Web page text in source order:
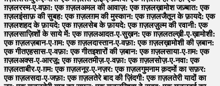
ग़ज़लरस्म-ए-वफ़ा: एक ग़ज़लअमल की आवाज़: एक ग़ज़लख़ामोश जज़्बात: एक
ग़ज़लइंसाफ़ की सुबह: एक ग़ज़लग़म की मुस्कान: एक ग़ज़लजैतून के फ़ायदे: एक
ग़ज़लशहद के फ़ायदे: एक ग़ज़लसेब के फ़ायदे: एक ग़ज़लज़ुल्म की रवानी: एक
ग़ज़लसाज़िशों के साये में: एक ग़ज़लआदत-ए-सुख़न: एक ग़ज़लतल्ख़ी-ए-ख़ामोशी:
एक ग़ज़लज़बान-ए-ग़म: एक ग़ज़लदास्तान-ए-वफ़ा: एक ग़ज़लख़ामोशी की ज़बान:
एक गीतएहसास-ए-वफ़ा: एक गीतइशारों की ज़बान: एक ग़ज़लसाया-ए-ग़म: एक
ग़ज़लअक्स-ए-आरज़ू: एक ग़ज़लतमीज़-ए-वफ़ा: एक ग़ज़लसोज़-ए-नवा: एक
ग़ज़लताबीर-ए-ग़म: एक ग़ज़लनूर-ए-नज़र: एक ग़ज़लगुमनाम क़दमों का सफ़र:
एक ग़ज़लसदा-ए-जफ़ा: एक ग़ज़लतेरे बाद की ज़िंदगी: एक ग़ज़लतेरी यादों का